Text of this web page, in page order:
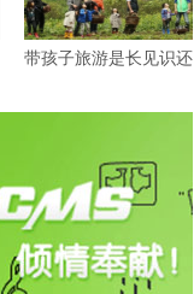
带孩子旅游是长见识还